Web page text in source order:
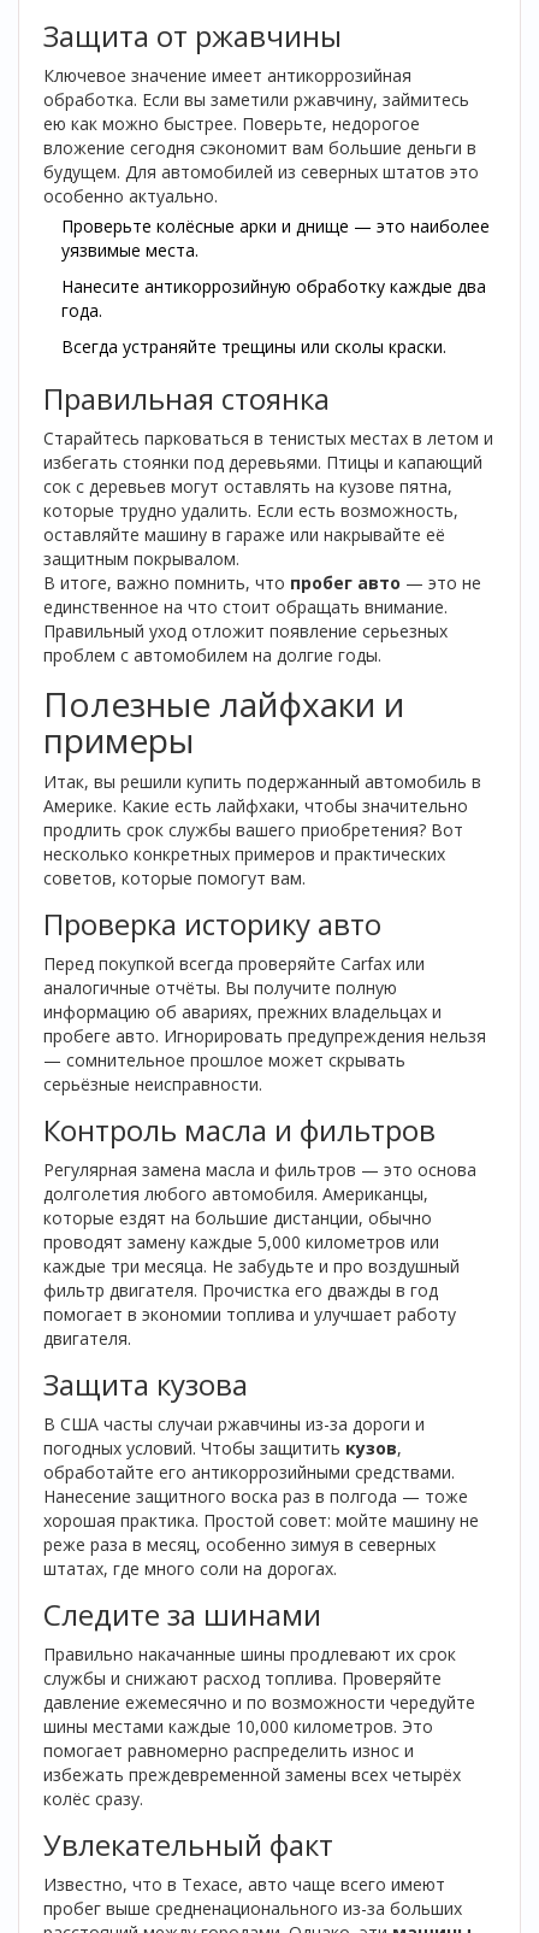
Защита от ржавчины
Ключевое значение имеет антикоррозийная
обработка. Если вы заметили ржавчину, займитесь
ею как можно быстрее. Поверьте, недорогое
вложение сегодня сэкономит вам большие деньги в
будущем. Для автомобилей из северных штатов это
особенно актуально.
Проверьте колёсные арки и днище — это наиболее
уязвимые места.
Нанесите антикоррозийную обработку каждые два
года.
Всегда устраняйте трещины или сколы краски.
Правильная стоянка
Старайтесь парковаться в тенистых местах в летом и
избегать стоянки под деревьями. Птицы и капающий
сок с деревьев могут оставлять на кузове пятна,
которые трудно удалить. Если есть возможность,
оставляйте машину в гараже или накрывайте её
защитным покрывалом.
В итоге, важно помнить, что пробег авто — это не
единственное на что стоит обращать внимание.
Правильный уход отложит появление серьезных
проблем с автомобилем на долгие годы.
Полезные лайфхаки и
примеры
Итак, вы решили купить подержанный автомобиль в
Америке. Какие есть лайфхаки, чтобы значительно
продлить срок службы вашего приобретения? Вот
несколько конкретных примеров и практических
советов, которые помогут вам.
Проверка историку авто
Перед покупкой всегда проверяйте Carfax или
аналогичные отчёты. Вы получите полную
информацию об авариях, прежних владельцах и
пробеге авто. Игнорировать предупреждения нельзя
— сомнительное прошлое может скрывать
серьёзные неисправности.
Контроль масла и фильтров
Регулярная замена масла и фильтров — это основа
долголетия любого автомобиля. Американцы,
которые ездят на большие дистанции, обычно
проводят замену каждые 5,000 километров или
каждые три месяца. Не забудьте и про воздушный
фильтр двигателя. Прочистка его дважды в год
помогает в экономии топлива и улучшает работу
двигателя.
Защита кузова
В США часты случаи ржавчины из-за дороги и
погодных условий. Чтобы защитить кузов,
обработайте его антикоррозийными средствами.
Нанесение защитного воска раз в полгода — тоже
хорошая практика. Простой совет: мойте машину не
реже раза в месяц, особенно зимуя в северных
штатах, где много соли на дорогах.
Следите за шинами
Правильно накачанные шины продлевают их срок
службы и снижают расход топлива. Проверяйте
давление ежемесячно и по возможности чередуйте
шины местами каждые 10,000 километров. Это
помогает равномерно распределить износ и
избежать преждевременной замены всех четырёх
колёс сразу.
Увлекательный факт
Известно, что в Техасе, авто чаще всего имеют
пробег выше средненационального из-за больших